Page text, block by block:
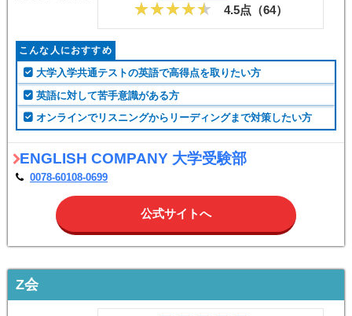
4.5点（64）
こんな人におすすめ
大学入学共通テストの英語で高得点を取りたい方
英語に対して苦手意識がある方
オンラインでリスニングからリーディングまで対策したい方
ENGLISH COMPANY 大学受験部
0078-60108-0699
公式サイトへ
Z会